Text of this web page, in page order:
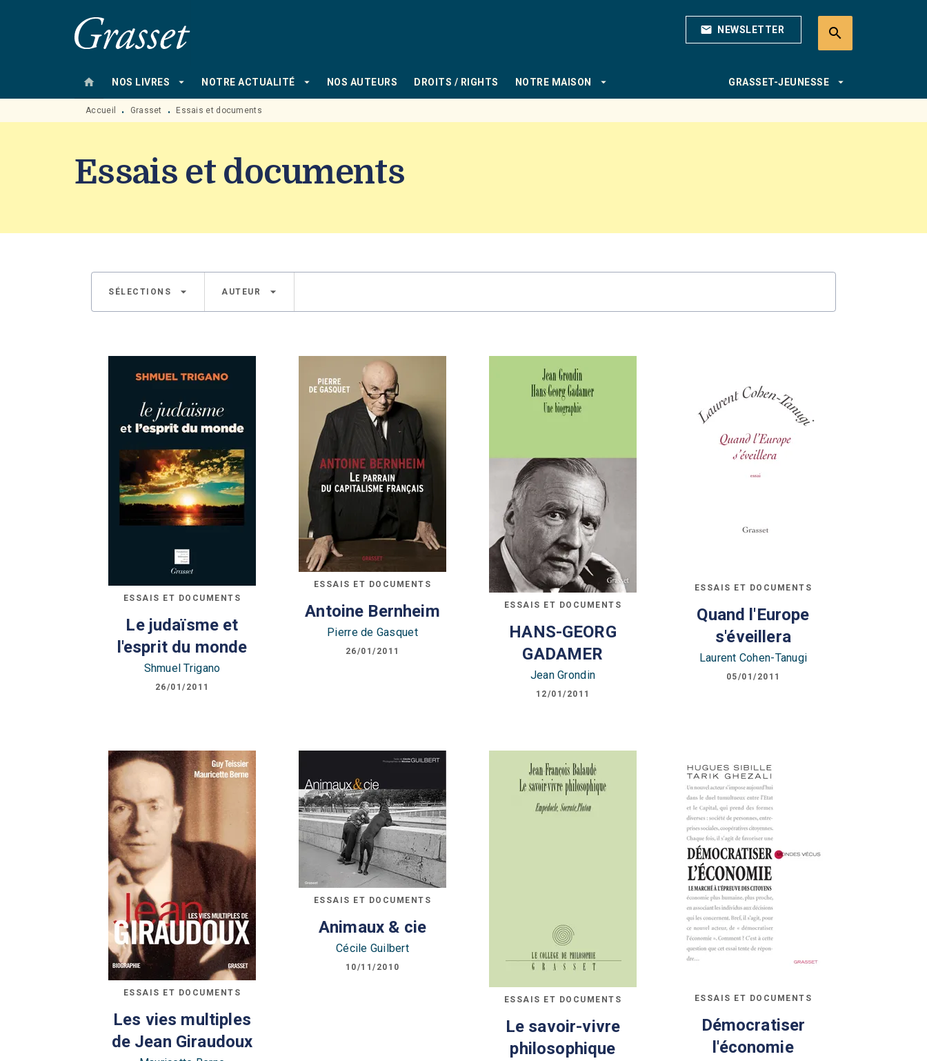
MENU RECHERCHE mail NEWSLETTER search
home NOS LIVRES arrow_drop_down NOTRE ACTUALITÉ arrow_drop_down NOS AUTEURS DROITS / RIGHTS NOTRE MAISON arrow_drop_down GRASSET-JEUNESSE arrow_drop_down
Accueil • Grasset • Essais et documents
Essais et documents
SÉLECTIONS arrow_drop_down AUTEUR arrow_drop_down
ESSAIS ET DOCUMENTS
Le judaïsme et
l'esprit du monde
Shmuel Trigano
26/01/2011
ESSAIS ET DOCUMENTS
Antoine Bernheim
Pierre de Gasquet
26/01/2011
ESSAIS ET DOCUMENTS
HANS-GEORG
GADAMER
Jean Grondin
12/01/2011
ESSAIS ET DOCUMENTS
Quand l'Europe
s'éveillera
Laurent Cohen-Tanugi
05/01/2011
ESSAIS ET DOCUMENTS
Les vies multiples
de Jean Giraudoux
ESSAIS ET DOCUMENTS
Animaux & cie
Cécile Guilbert
10/11/2010
ESSAIS ET DOCUMENTS
Le savoir-vivre
philosophique
ESSAIS ET DOCUMENTS
Démocratiser
l'économie